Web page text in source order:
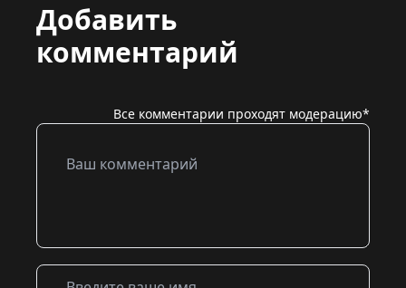
Добавить
комментарий
Все комментарии проходят модерацию*